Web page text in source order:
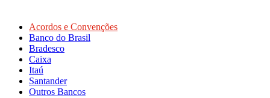
Acordos e Convenções
Banco do Brasil
Bradesco
Caixa
Itaú
Santander
Outros Bancos